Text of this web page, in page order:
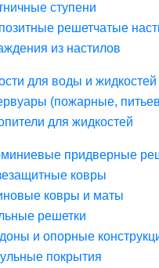
ступени
решетчатые
из настилов
для воды и жидкостей
(пожарные,
для жидкостей
придверные
ковры
ковры и маты
решетки
и опорные
покрытия